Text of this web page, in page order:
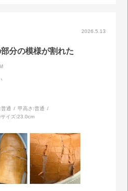
2026.5.13
分の模様が割れた
普通 甲高さ:普通
イズ:23.0cm